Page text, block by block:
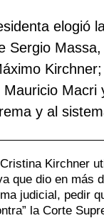
elogió
Sergio
Kirchner;
Mauricio Macri
y al
Kirchner
que dio en más
judicial, pedir
la Corte